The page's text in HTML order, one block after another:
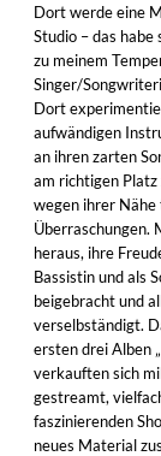
Dort werde eine
Studio – das habe
zu meinem
Singer/
Dort
aufwändigen
an ihren zarten
am richtigen
wegen ihrer
Überraschungen.
heraus, ihre
Bassistin und als
beigebracht und
verselbständigt.
ersten drei Alben
verkauften sich
gestreamt,
faszinierenden
neues Material